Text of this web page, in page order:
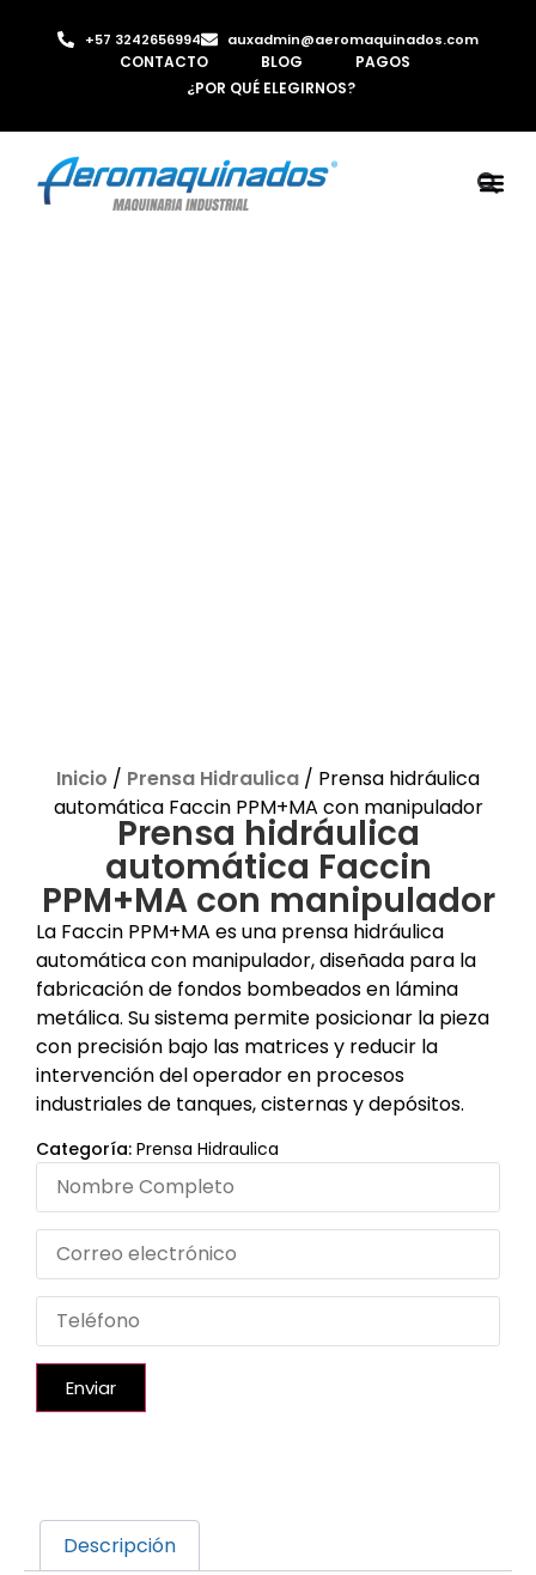
+57 3242656994 auxadmin@aeromaquinados.com
CONTACTO BLOG
PAGOS
¿POR QUÉ ELEGIRNOS?
Inicio / Prensa Hidraulica / Prensa hidráulica
automática Faccin PPM+MA con manipulador
Prensa hidráulica
automática Faccin
PPM+MA con manipulador
La Faccin PPM+MA es una prensa hidráulica
automática con manipulador, diseñada para la
fabricación de fondos bombeados en lámina
metálica. Su sistema permite posicionar la pieza
con precisión bajo las matrices y reducir la
intervención del operador en procesos
industriales de tanques, cisternas y depósitos.
Categoría: Prensa Hidraulica
Enviar
Descripción